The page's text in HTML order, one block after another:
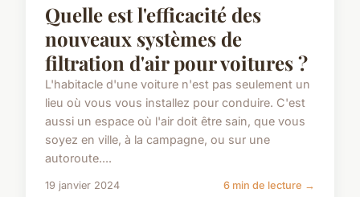
Quelle est l'efficacité des
nouveaux systèmes de
filtration d'air pour voitures ?
L'habitacle d'une voiture n'est pas seulement un
lieu où vous vous installez pour conduire. C'est
aussi un espace où l'air doit être sain, que vous
soyez en ville, à la campagne, ou sur une
autoroute....
19 janvier 2024 6 min de lecture →